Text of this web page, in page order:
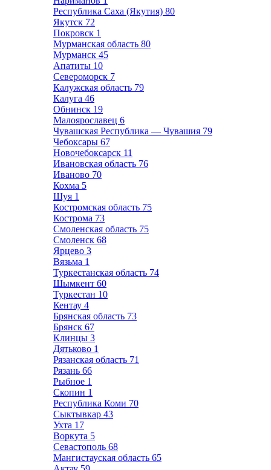
Республика Саха (Якутия) 80
Якутск 72
Покровск 1
Мурманская область 80
Мурманск 45
Апатиты 10
Североморск 7
Калужская область 79
Калуга 46
Обнинск 19
Малоярославец 6
Чувашская Республика — Чувашия 79
Чебоксары 67
Новочебоксарск 11
Ивановская область 76
Иваново 70
Кохма 5
Шуя 1
Костромская область 75
Кострома 73
Смоленская область 75
Смоленск 68
Ярцево 3
Вязьма 1
Туркестанская область 74
Шымкент 60
Туркестан 10
Кентау 4
Брянская область 73
Брянск 67
Клинцы 3
Дятьково 1
Рязанская область 71
Рязань 66
Рыбное 1
Скопин 1
Республика Коми 70
Сыктывкар 43
Ухта 17
Воркута 5
Севастополь 68
Мангистауская область 65